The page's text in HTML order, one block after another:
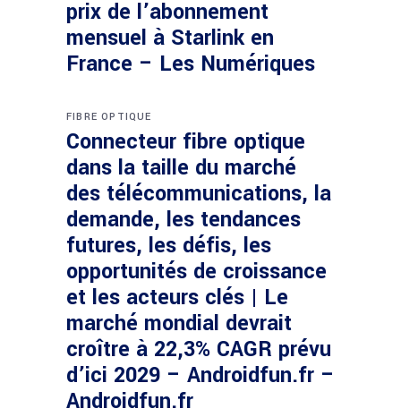
prix de l’abonnement
mensuel à Starlink en
France – Les Numériques
FIBRE OPTIQUE
Connecteur fibre optique
dans la taille du marché
des télécommunications, la
demande, les tendances
futures, les défis, les
opportunités de croissance
et les acteurs clés | Le
marché mondial devrait
croître à 22,3% CAGR prévu
d’ici 2029 – Androidfun.fr –
Androidfun.fr